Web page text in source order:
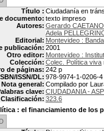
Título : Ciudadanía en
documento: texto impreso
Autores: Gerardo
Adela
Editorial: Montevideo :
publicación: 2001
Otro editor: Montevideo :
Colección: Colec. Política viva
de páginas: 242 p
ISSN/DL: 978-9974-1-0206-4
Nota general: Compilado por
clave: CIUDADANIA -
Clasificación: 323.6
: el financiamiento de los